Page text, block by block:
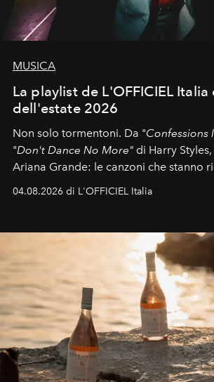
MUSICA
La playlist de L'OFFICIEL
dell'estate 2026
Non solo tormentoni. Da "Confessions
"Don't Dance No More" di Harry
Ariana Grande: le canzoni che stanno
04.08.2026 di L'OFFICIEL Italia